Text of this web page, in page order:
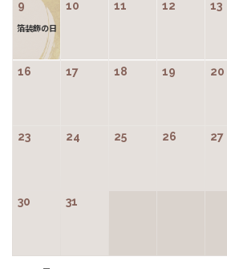
9
箔装飾の日
10 11 12 13
16 17 18 19 20
23 24 25 26 27
30 31